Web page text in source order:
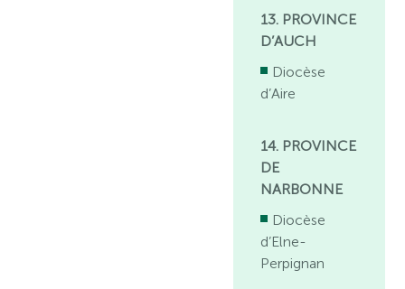
13. PROVINCE
D’AUCH
Diocèse
d’Aire
14. PROVINCE
DE
NARBONNE
Diocèse
d’Elne-
Perpignan